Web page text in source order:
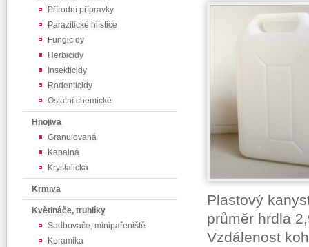
Přírodní přípravky
Parazitické hlístice
Fungicidy
Herbicidy
Insekticidy
Rodenticidy
Ostatní chemické
Hnojiva
Granulovaná
Kapalná
Krystalická
Krmiva
Květináče, truhlíky
Sadbovače, minipařeniště
Keramika
Plastový
průměr hrdla
Vzdálenost